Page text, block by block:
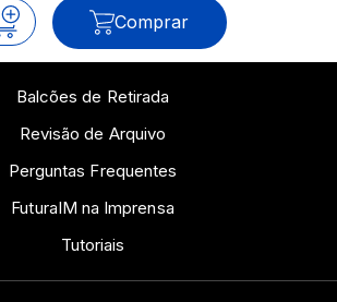
Comprar
Balcões de Retirada
Revisão de Arquivo
Perguntas Frequentes
FuturaIM na Imprensa
Tutoriais